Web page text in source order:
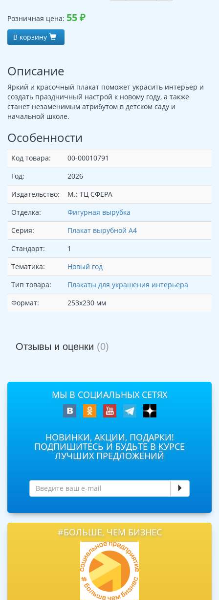
Розничная цена: 55₽
В корзину
Описание
Яркий и красочный плакат поможет украсить интерьер и
создать праздничный настрой к новому году, а также
станет незаменимым атрибутом в детском саду и
начальной школе.
Особенности
Код товара:
00-00010791
Год:
2026
Издательство:
М.: ТЦ СФЕРА
Отделка:
Фигурная вырубка
Серия:
Плакат вырубной А4
Стандарт:
1
Тематика:
Новый год
Тип товара:
Плакаты для украшения интерьера
Формат:
253х230 мм
Отзывы и оценки (0)
МЫ В СОЦИАЛЬНЫХ СЕТЯХ
НОВИНКИ, АКЦИИ, ПОДАРКИ!
ПОДПИШИТЕСЬ И БУДЬТЕ В КУРСЕ
ЛУЧШИХ ПРЕДЛОЖЕНИЙ
#БОЛЬШЕ, ЧЕМ БИЗНЕС